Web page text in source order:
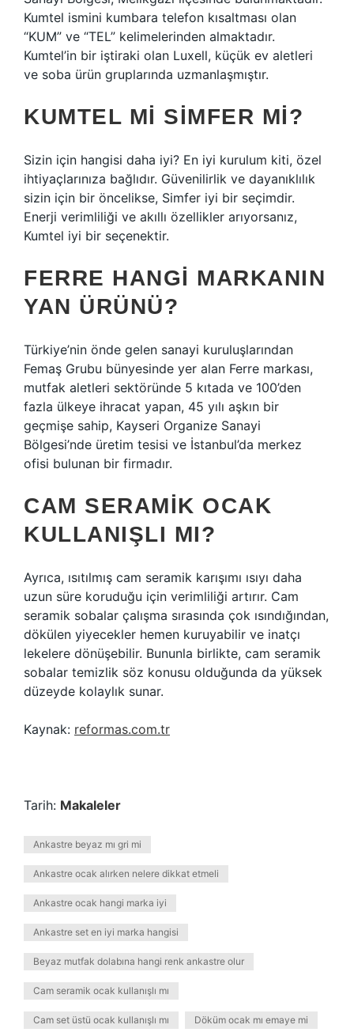
Kumtel ismini kumbara telefon kısaltması olan
“KUM” ve “TEL” kelimelerinden almaktadır.
Kumtel’in bir iştiraki olan Luxell, küçük ev aletleri
ve soba ürün gruplarında uzmanlaşmıştır.
KUMTEL MI SIMFER MI?
Sizin için hangisi daha iyi? En iyi kurulum kiti, özel
ihtiyaçlarınıza bağlıdır. Güvenilirlik ve dayanıklılık
sizin için bir öncelikse, Simfer iyi bir seçimdir.
Enerji verimliliği ve akıllı özellikler arıyorsanız,
Kumtel iyi bir seçenektir.
FERRE HANGI MARKANIN
YAN ÜRÜNÜ?
Türkiye’nin önde gelen sanayi kuruluşlarından
Femaş Grubu bünyesinde yer alan Ferre markası,
mutfak aletleri sektöründe 5 kıtada ve 100’den
fazla ülkeye ihracat yapan, 45 yılı aşkın bir
geçmişe sahip, Kayseri Organize Sanayi
Bölgesi’nde üretim tesisi ve İstanbul’da merkez
ofisi bulunan bir firmadır.
CAM SERAMIK OCAK
KULLANIŞLI MI?
Ayrıca, ısıtılmış cam seramik karışımı ısıyı daha
uzun süre koruduğu için verimliliği artırır. Cam
seramik sobalar çalışma sırasında çok ısındığından,
dökülen yiyecekler hemen kuruyabilir ve inatçı
lekelere dönüşebilir. Bununla birlikte, cam seramik
sobalar temizlik söz konusu olduğunda da yüksek
düzeyde kolaylık sunar.
Kaynak: reformas.com.tr
Tarih: Makaleler
Ankastre beyaz mı gri mi
Ankastre ocak alırken nelere dikkat etmeli
Ankastre ocak hangi marka iyi
Ankastre set en iyi marka hangisi
Beyaz mutfak dolabına hangi renk ankastre olur
Cam seramik ocak kullanışlı mı
Cam set üstü ocak kullanışlı mı Döküm ocak mı emaye mi